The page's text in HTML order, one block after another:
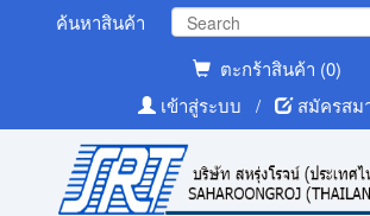
ค้นหาสินค้า
ตะกร้าสินค้า (0)
เข้าสู่ระบบ
/ สมัครสม